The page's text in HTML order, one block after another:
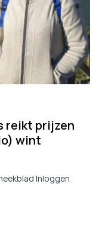
reikt prijzen
wint
Inloggen